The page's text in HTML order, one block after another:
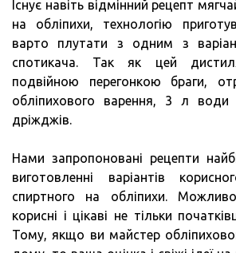
Існує навіть відмінний рецепт
на обліпихи, технологію
варто плутати з одним з
спотикача. Так як цей
подвійною перегонкою браги,
обліпихового варення, 3 л води
дріжджів.
Нами запропоновані рецепти
виготовленні варіантів
спиртного на обліпихи.
корисні і цікаві не тільки
Тому, якщо ви майстер